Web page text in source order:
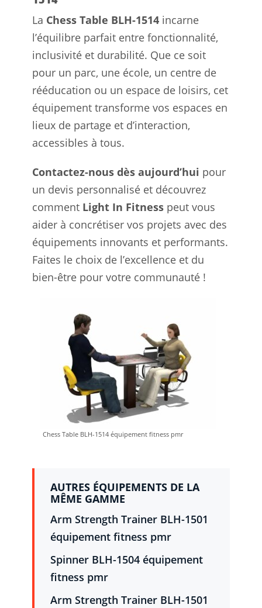
La Chess Table BLH-1514 incarne
l’équilibre parfait entre fonctionnalité,
inclusivité et durabilité. Que ce soit
pour un parc, une école, un centre de
rééducation ou un espace de loisirs, cet
équipement transforme vos espaces en
lieux de partage et d’interaction,
accessibles à tous.
Contactez-nous dès aujourd’hui pour
un devis personnalisé et découvrez
comment Light In Fitness peut vous
aider à concrétiser vos projets avec des
équipements innovants et performants.
Faites le choix de l’excellence et du
bien-être pour votre communauté !
Chess Table BLH-1514 équipement fitness pmr
AUTRES ÉQUIPEMENTS DE LA
MÊME GAMME
Arm Strength Trainer BLH-1501
équipement fitness pmr
Spinner BLH-1504 équipement
fitness pmr
Arm Strength Trainer BLH-1501